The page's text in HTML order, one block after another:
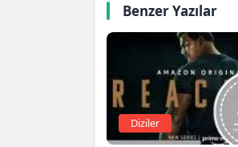
Benzer Yazılar
Diziler